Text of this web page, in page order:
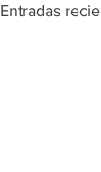
Entradas